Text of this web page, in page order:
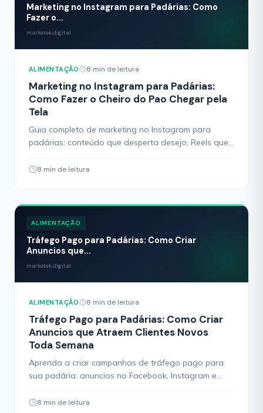
Marketing no Instagram para Padárias: Como
Fazer o...
marketek.digital
ALIMENTAÇÃO 8 min de leitura
Marketing no Instagram para Padárias:
Como Fazer o Cheiro do Pao Chegar pela
Tela
Guia completo de marketing no Instagram para
padárias: conteúdo que desperta desejo, Reels que
em clientes.
8 min de leitura
ALIMENTAÇÃO
Tráfego Pago para Padárias: Como Criar
Anuncios que...
marketek.digital
ALIMENTAÇÃO 8 min de leitura
Tráfego Pago para Padárias: Como Criar
Anuncios que Atraem Clientes Novos
Toda Semana
Aprenda a criar campanhas de tráfego pago para
sua padária: anuncios no Facebook, Instagram e
pouco.
8 min de leitura